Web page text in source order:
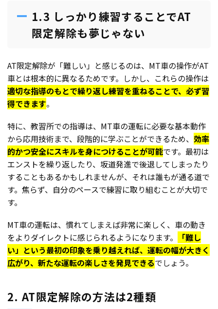
1.3 しっかり練習することでAT
限定解除も夢じゃない
AT限定解除が「難しい」と感じるのは、MT車の操作がAT
車とは根本的に異なるためです。しかし、これらの操作は
適切な指導のもとで繰り返し練習を重ねることで、必ず習
得できます。
特に、教習所での指導は、MT車の運転に必要な基本動作
から応用技術まで、段階的に学ぶことができるため、 効率
的かつ安全にスキルを身につけることが可能です。最初は
エンストを繰り返したり、坂道発進で後退してしまったり
することもあるかもしれませんが、それは誰もが通る道で
す。焦らず、自分のペースで練習に取り組むことが大切で
す。
MT車の運転は、慣れてしまえば非常に楽しく、車の動き
をよりダイレクトに感じられるようになります。
「難し
い」という最初の印象を乗り越えれば、運転の幅が大きく
広がり、新たな運転の楽しさを発見できるでしょう。
2. AT限定解除の方法は2種類